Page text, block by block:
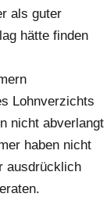
als guter
hätte finden
Lohnverzichts
nicht abverlangt
haben nicht
ausdrücklich